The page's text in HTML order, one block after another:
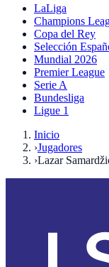
LaLiga
Champions
Copa del Rey
Selección
Mundial 2026
Premier League
Serie A
Bundesliga
Ligue 1
Inicio
›Jugadores
›Lazar